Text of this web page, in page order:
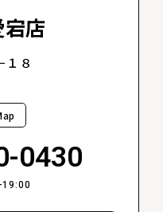
宕店
８
0430